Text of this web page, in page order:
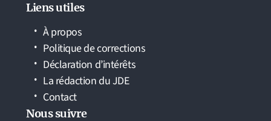
Liens utiles
À propos
Politique de corrections
Déclaration d’intérêts
La rédaction du JDE
Contact
Nous suivre